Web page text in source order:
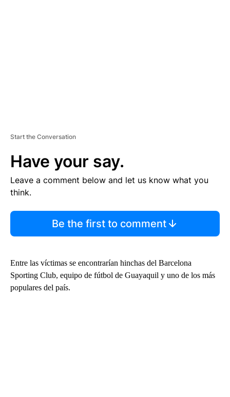
Start the Conversation
Have your say.
Leave a comment below and let us know what you
think.
Be the first to comment
Entre las víctimas se encontrarían hinchas del Barcelona
Sporting Club, equipo de fútbol de Guayaquil y uno de los más
populares del país.